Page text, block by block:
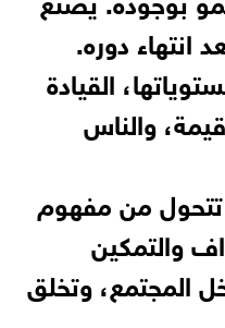
انتهاء دوره.
القيادة
والناس
تتحول من مفهوم
والتمكين
المجتمع، وتخلق